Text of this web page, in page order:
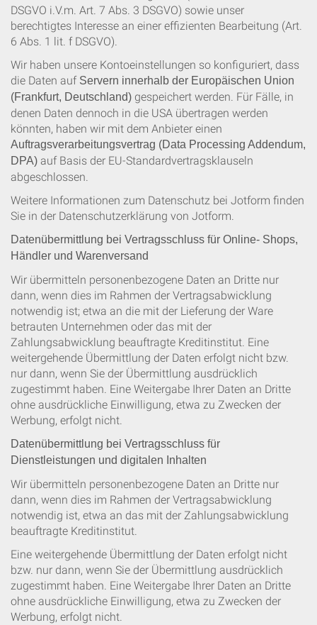
DSGVO i.V.m. Art. 7 Abs. 3 DSGVO) sowie unser
berechtigtes Interesse an einer effizienten Bearbeitung (Art.
6 Abs. 1 lit. f DSGVO).
Wir haben unsere Kontoeinstellungen so konfiguriert, dass
die Daten auf Servern innerhalb der Europäischen Union
(Frankfurt, Deutschland) gespeichert werden. Für Fälle, in
denen Daten dennoch in die USA übertragen werden
könnten, haben wir mit dem Anbieter einen
Auftragsverarbeitungsvertrag (Data Processing Addendum,
DPA) auf Basis der EU-Standardvertragsklauseln
abgeschlossen.
Weitere Informationen zum Datenschutz bei Jotform finden
Sie in der Datenschutzerklärung von Jotform.
Datenübermittlung bei Vertragsschluss für Online- Shops,
Händler und Warenversand
Wir übermitteln personenbezogene Daten an Dritte nur
dann, wenn dies im Rahmen der Vertragsabwicklung
notwendig ist; etwa an die mit der Lieferung der Ware
betrauten Unternehmen oder das mit der
Zahlungsabwicklung beauftragte Kreditinstitut. Eine
weitergehende Übermittlung der Daten erfolgt nicht bzw.
nur dann, wenn Sie der Übermittlung ausdrücklich
zugestimmt haben. Eine Weitergabe Ihrer Daten an Dritte
ohne ausdrückliche Einwilligung, etwa zu Zwecken der
Werbung, erfolgt nicht.
Datenübermittlung bei Vertragsschluss für
Dienstleistungen und digitalen Inhalten
Wir übermitteln personenbezogene Daten an Dritte nur
dann, wenn dies im Rahmen der Vertragsabwicklung
notwendig ist, etwa an das mit der Zahlungsabwicklung
beauftragte Kreditinstitut.
Eine weitergehende Übermittlung der Daten erfolgt nicht
bzw. nur dann, wenn Sie der Übermittlung ausdrücklich
zugestimmt haben. Eine Weitergabe Ihrer Daten an Dritte
ohne ausdrückliche Einwilligung, etwa zu Zwecken der
Werbung, erfolgt nicht.